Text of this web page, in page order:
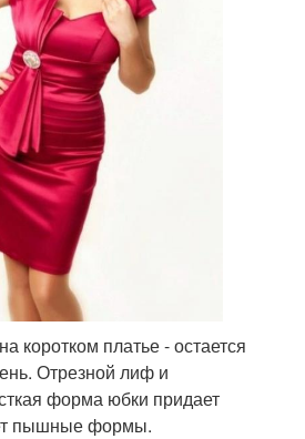
коротком платье - остается
Отрезной лиф и
форма юбки придает
пышные формы.